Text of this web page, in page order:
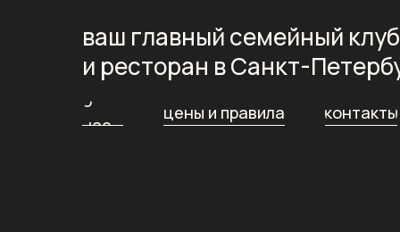
о
нас
цены и правила контакты
ваш главный семейный клуб
и ресторан в Санкт-